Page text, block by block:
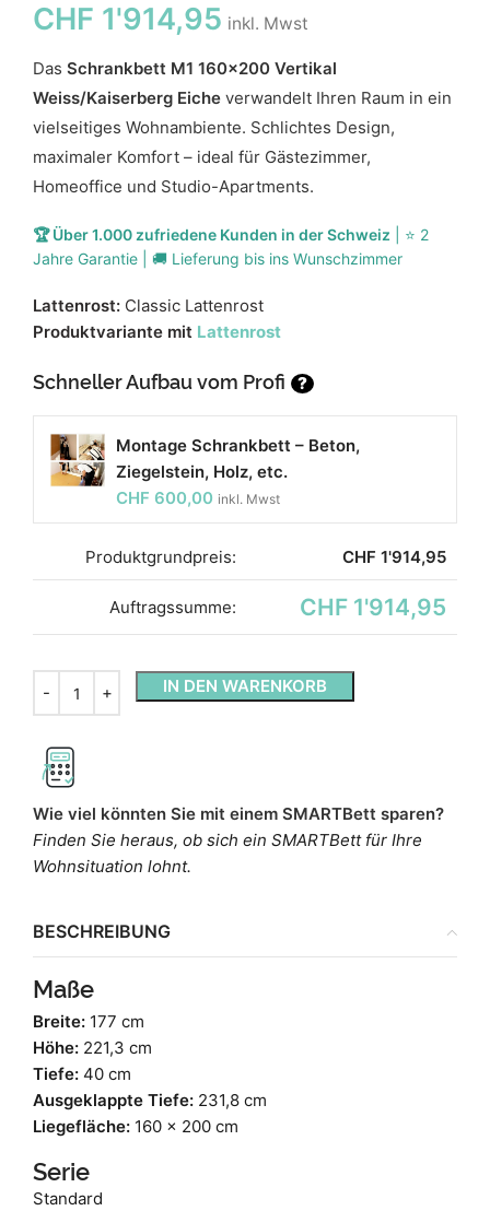
CHF 1'914,95 inkl. Mwst
Das Schrankbett M1 160x200 Vertikal
Weiss/Kaiserberg Eiche verwandelt Ihren Raum in ein
vielseitiges Wohnambiente. Schlichtes Design,
maximaler Komfort – ideal für Gästezimmer,
Homeoffice und Studio-Apartments.
🏆 Über 1.000 zufriedene Kunden in der Schweiz | ⭐ 2
Jahre Garantie | 🚚 Lieferung bis ins Wunschzimmer
Lattenrost: Classic Lattenrost
Produktvariante mit Lattenrost
Schneller Aufbau vom Profi ?
Montage Schrankbett – Beton,
Ziegelstein, Holz, etc.
CHF 600,00 inkl. Mwst
Produktgrundpreis: CHF 1'914,95
Auftragssumme: CHF 1'914,95
IN DEN WARENKORB
Wie viel könnten Sie mit einem SMARTBett sparen?
Finden Sie heraus, ob sich ein SMARTBett für Ihre
Wohnsituation lohnt.
BESCHREIBUNG
Maße
Breite: 177 cm
Höhe: 221,3 cm
Tiefe: 40 cm
Ausgeklappte Tiefe: 231,8 cm
Liegefläche: 160 x 200 cm
Serie
Standard